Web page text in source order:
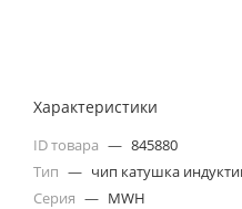
Характеристики
ID товара — 845880
Тип — чип катушка
Серия — MWH